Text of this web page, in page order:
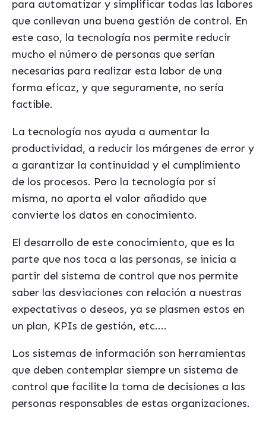
para automatizar y simplificar todas las labores
que conllevan una buena gestión de control. En
este caso, la tecnología nos permite reducir
mucho el número de personas que serían
necesarias para realizar esta labor de una
forma eficaz, y que seguramente, no sería
factible.
La tecnología nos ayuda a aumentar la
productividad, a reducir los márgenes de error y
a garantizar la continuidad y el cumplimiento
de los procesos. Pero la tecnología por sí
misma, no aporta el valor añadido que
convierte los datos en conocimiento.
El desarrollo de este conocimiento, que es la
parte que nos toca a las personas, se inicia a
partir del sistema de control que nos permite
saber las desviaciones con relación a nuestras
expectativas o deseos, ya se plasmen estos en
un plan, KPIs de gestión, etc....
Los sistemas de información son herramientas
que deben contemplar siempre un sistema de
control que facilite la toma de decisiones a las
personas responsables de estas organizaciones.